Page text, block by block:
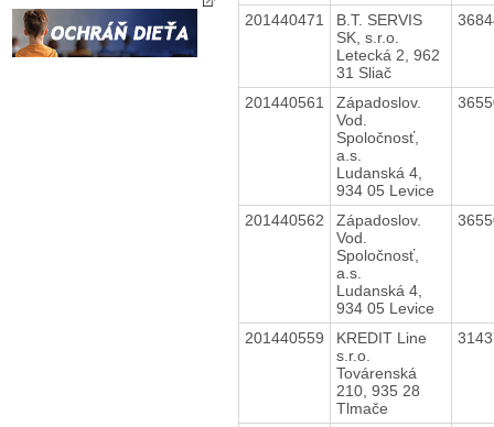
201440471
B.T. SERVIS
SK, s.r.o.
Letecká 2, 962
31 Sliač
201440561
Západoslov.
Vod.
Spoločnosť,
a.s.
Ludanská 4,
934 05 Levice
201440562
Západoslov.
Vod.
Spoločnosť,
a.s.
Ludanská 4,
934 05 Levice
201440559
KREDIT Line
s.r.o.
Továrenská
210, 935 28
Tlmače